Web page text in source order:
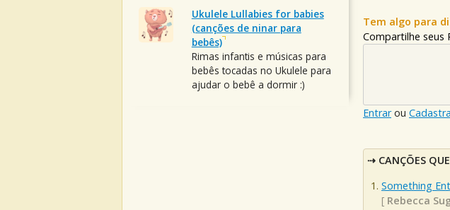
Tem algo para
Compartilhe seus
Entrarou
CANÇÕES
Something
[ Rebecca
Ukulele Lullabies for babies
(canções de ninar para
bebês)
Rimas infantis e músicas para
bebês tocadas no Ukulele para
ajudar o bebê a dormir :)